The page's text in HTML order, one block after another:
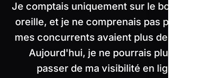
Je comptais uniquement sur le bouche-à-
oreille, et je ne comprenais pas pourquoi
mes concurrents avaient plus de clients.
Aujourd'hui, je ne pourrais plus me
passer de ma visibilité en ligne.